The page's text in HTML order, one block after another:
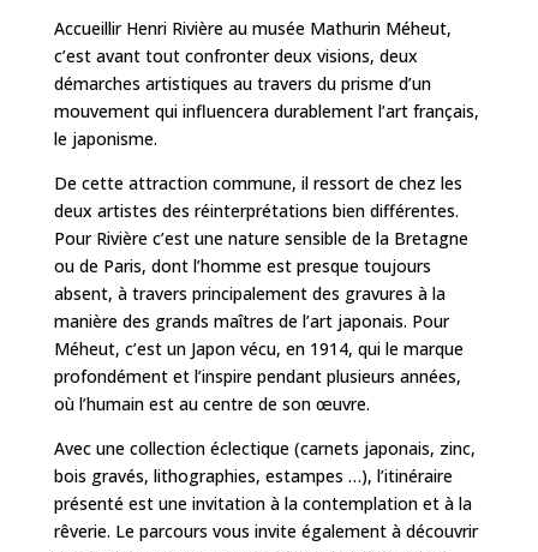
Accueillir Henri Rivière au musée Mathurin Méheut,
c’est avant tout confronter deux visions, deux
démarches artistiques au travers du prisme d’un
mouvement qui influencera durablement l’art français,
le japonisme.
De cette attraction commune, il ressort de chez les
deux artistes des réinterprétations bien différentes.
Pour Rivière c’est une nature sensible de la Bretagne
ou de Paris, dont l’homme est presque toujours
absent, à travers principalement des gravures à la
manière des grands maîtres de l’art japonais. Pour
Méheut, c’est un Japon vécu, en 1914, qui le marque
profondément et l’inspire pendant plusieurs années,
où l’humain est au centre de son œuvre.
Avec une collection éclectique (carnets japonais, zinc,
bois gravés, lithographies, estampes …), l’itinéraire
présenté est une invitation à la contemplation et à la
rêverie. Le parcours vous invite également à découvrir